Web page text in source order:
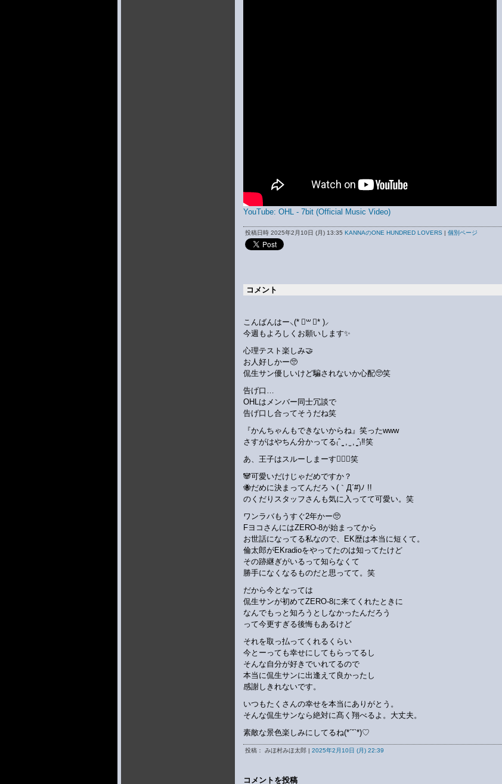
YouTube: OHL - 7bit (Official Music Video)
投稿日時 2025年2月10日 (月) 13:35 KANNAのONE HUNDRED LOVERS | 個別ページ
コメント
こんばんはー⸜(* ॑꒳ ॑* )⸝
今週もよろしくお願いします✨
心理テスト楽しみ🤝
お人好しかー🥺
侃生サン優しいけど騙されないか心配🥺笑
告げ口…
OHLはメンバー同士冗談で
告げ口し合ってそうだね笑
『かんちゃんもできないからね』笑ったwww
さすがはやちん分かってる‎₍ˆ ̳ , ̫ , ̳ˆ₎‼️笑
あ、王子はスルーしまーす🙂‍↕️✨笑
🐼可愛いだけじゃだめですか？
🐝だめに決まってんだろヽ(｀Д´#)ﾉ !!
のくだりスタッフさんも気に入ってて可愛い。笑
ワンラバもうすぐ2年かー🥺
FヨコさんにはZERO-8が始まってから
お世話になってる私なので、EK歴は本当に短くて。
倫太郎がEKradioをやってたのは知ってたけど
その跡継ぎがいるって知らなくて
勝手になくなるものだと思ってて。笑
だから今となっては
侃生サンが初めてZERO-8に来てくれたときに
なんでもっと知ろうとしなかったんだろう
って今更すぎる後悔もあるけど
それを取っ払ってくれるくらい
今とーっても幸せにしてもらってるし
そんな自分が好きでいれてるので
本当に侃生サンに出逢えて良かったし
感謝しきれないです。
いつもたくさんの幸せを本当にありがとう。
そんな侃生サンなら絶対に髙く翔べるよ。大丈夫。
素敵な景色楽しみにしてるね(*´˘`*)♡
投稿： みほ村みほ太郎 | 2025年2月10日 (月) 22:39
コメントを投稿